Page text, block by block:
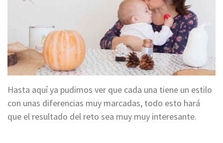
Hasta aquí ya pudimos ver que cada una tiene un estilo
con unas diferencias muy marcadas, todo esto hará
que el resultado del reto sea muy muy interesante.